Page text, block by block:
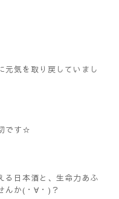
｡
元気を取り戻していまし
です☆
る日本酒と、生命力あふ
せんか(・∀・)？